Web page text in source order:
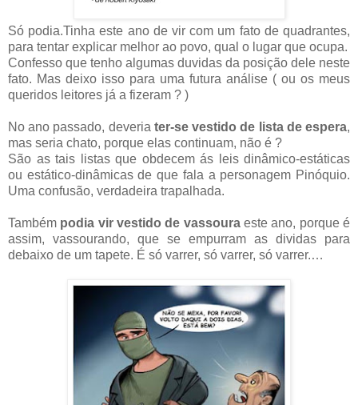
Só podia.Tinha este ano de vir com um fato de quadrantes,
para tentar explicar melhor ao povo, qual o lugar que ocupa.
Confesso que tenho algumas duvidas da posição dele neste
fato. Mas deixo isso para uma futura análise ( ou os meus
queridos leitores já a fizeram ? )
No ano passado, deveria ter-se vestido de lista de espera,
mas seria chato, porque elas continuam, não é ?
São as tais listas que obdecem ás leis dinâmico-estáticas
ou estático-dinâmicas de que fala a personagem Pinóquio.
Uma confusão, verdadeira trapalhada.
Também podia vir vestido de vassouraeste ano, porque é
assim, vassourando, que se empurram as dividas para
debaixo de um tapete. É só varrer, só varrer, só varrer.…